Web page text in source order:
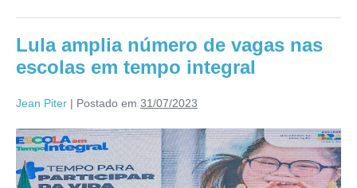
Lula amplia número de vagas nas
escolas em tempo integral
Jean Piter | Postado em 31/07/2023